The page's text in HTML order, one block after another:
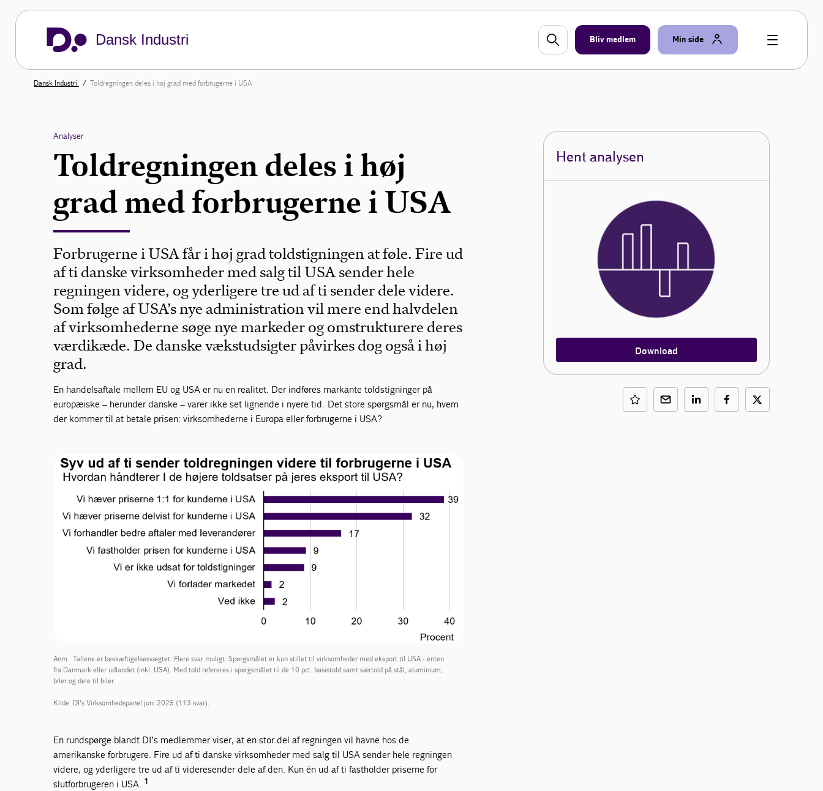
Dansk Industri Bliv medlem Min side
Dansk Industri Toldregningen deles i høj grad med forbrugerne i USA
Analyser
Toldregningen deles i høj
grad med forbrugerne i USA
Forbrugerne i USA får i høj grad toldstigningen at føle. Fire ud
af ti danske virksomheder med salg til USA sender hele
regningen videre, og yderligere tre ud af ti sender dele videre.
Som følge af USA’s nye administration vil mere end halvdelen
af virksomhederne søge nye markeder og omstrukturere deres
værdikæde. De danske vækstudsigter påvirkes dog også i høj
grad.
En handelsaftale mellem EU og USA er nu en realitet. Der indføres markante toldstigninger på
europæiske – herunder danske – varer ikke set lignende i nyere tid. Det store spørgsmål er nu, hvem
der kommer til at betale prisen: virksomhederne i Europa eller forbrugerne i USA?
Anm.: Tallene er beskæftigelsesvægtet. Flere svar muligt. Spørgsmålet er kun stillet til virksomheder med eksport til USA - enten
fra Danmark eller udlandet (inkl. USA). Med told refereres i spørgsmålet til de 10 pct. basistold samt særtold på stål, aluminium,
biler og dele til biler.
Kilde: DI's Virksomhedspanel juni 2025 (113 svar).
En rundspørge blandt DI’s medlemmer viser, at en stor del af regningen vil havne hos de
amerikanske forbrugere. Fire ud af ti danske virksomheder med salg til USA sender hele regningen
videre, og yderligere tre ud af ti videresender dele af den. Kun én ud af ti fastholder priserne for
slutforbrugeren i USA. 1
Hent analysen
Download